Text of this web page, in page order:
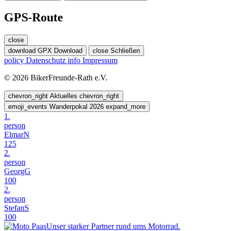
GPS-Route
close
download GPX Download close Schließen
policy Datenschutz info Impressum
© 2026 BikerFreunde-Rath e.V.
chevron_right Aktuelles chevron_right
emoji_events Wanderpokal 2026 expand_more
1.
person
ElmarN
125
2.
person
GeorgG
100
2.
person
StefanS
100
Unser starker Partner rund ums Motorrad.